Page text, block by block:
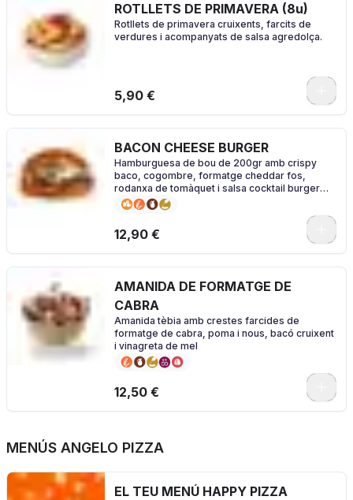
ROTLLETS DE PRIMAVERA (8u)
Rotllets de primavera cruixents, farcits de
verdures i acompanyats de salsa agredolça.
5,90 €
BACON CHEESE BURGER
Hamburguesa de bou de 200gr amb crispy
baco, cogombre, formatge cheddar fos,
rodanxa de tomàquet i salsa cocktail burger
amb el nostre pà especial brioche
12,90 €
AMANIDA DE FORMATGE DE
CABRA
Amanida tèbia amb crestes farcides de
formatge de cabra, poma i nous, bacó cruixent
i vinagreta de mel
12,50 €
MENÚS ANGELO PIZZA
EL TEU MENÚ HAPPY PIZZA